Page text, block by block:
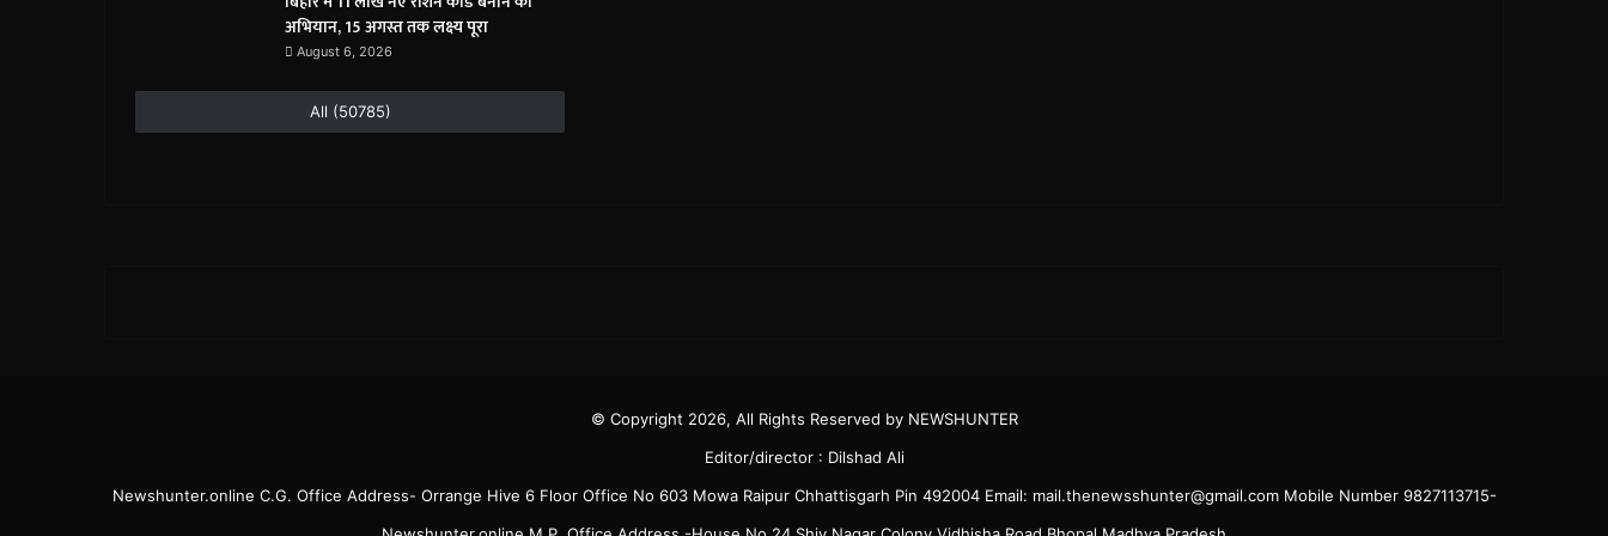
अभियान, 15 अगस्त तक लक्ष्य पूरा
August 6, 2026
All (50785)
© Copyright 2026, All Rights Reserved by NEWSHUNTER
Editor/director : Dilshad Ali
Newshunter.online C.G. Office Address- Orrange Hive 6 Floor Office No 603 Mowa Raipur Chhattisgarh Pin 492004 Email: mail.thenewsshunter@gmail.com Mobile Number 9827113715-